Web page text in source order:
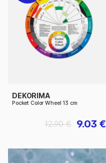
DEKORIMA
Pocket Color Wheel 13 cm
9.03 €
12.90 €